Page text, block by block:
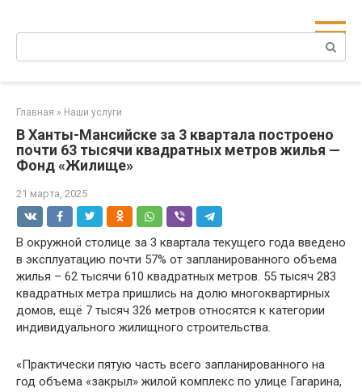
Поиск:
Главная » Наши услуги
В Ханты-Мансийске за 3 квартала построено
почти 63 тысячи квадратных метров жилья —
Фонд «Жилище»
21 марта, 2025
В окружной столице за 3 квартала текущего года введено
в эксплуатацию почти 57% от запланированного объема
жилья – 62 тысячи 610 квадратных метров. 55 тысяч 283
квадратных метра пришлись на долю многоквартирных
домов, ещё 7 тысяч 326 метров относятся к категории
индивидуального жилищного строительства.
«Практически пятую часть всего запланированного на
год объема «закрыл» жилой комплекс по улице Гагарина,